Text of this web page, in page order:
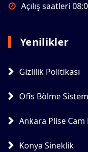
Açılış saatleri
Yenilikler
Gizlilik Politikası
Ofis Bölme
Ankara Plise Cam
Konya Sineklik